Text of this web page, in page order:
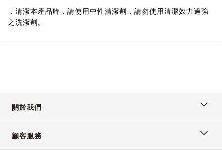
．清潔本產品時，請使用中性清潔劑，請勿使用清潔效力過強
之洗潔劑。
關於我們
顧客服務